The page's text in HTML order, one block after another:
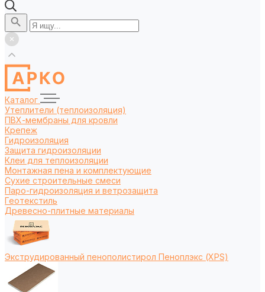
Каталог
Утеплители (теплоизоляция)
ПВХ-мембраны для кровли
Крепеж
Гидроизоляция
Защита гидроизоляции
Клеи для теплоизоляции
Монтажная пена и комплектующие
Сухие строительные смеси
Паро-гидроизоляция и ветрозащита
Геотекстиль
Древесно-плитные материалы
Экструдированный пенополистирол Пеноплэкс (XPS)